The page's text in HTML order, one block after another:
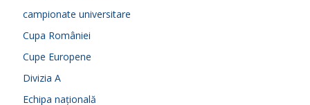
campionate universitare
Cupa României
Cupe Europene
Divizia A
Echipa națională